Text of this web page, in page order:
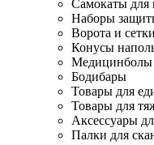
Самокаты для
Наборы
Ворота и сетки
Конусы
Медицинболы
Бодибары
Товары для
Товары для
Аксессуары
Палки для